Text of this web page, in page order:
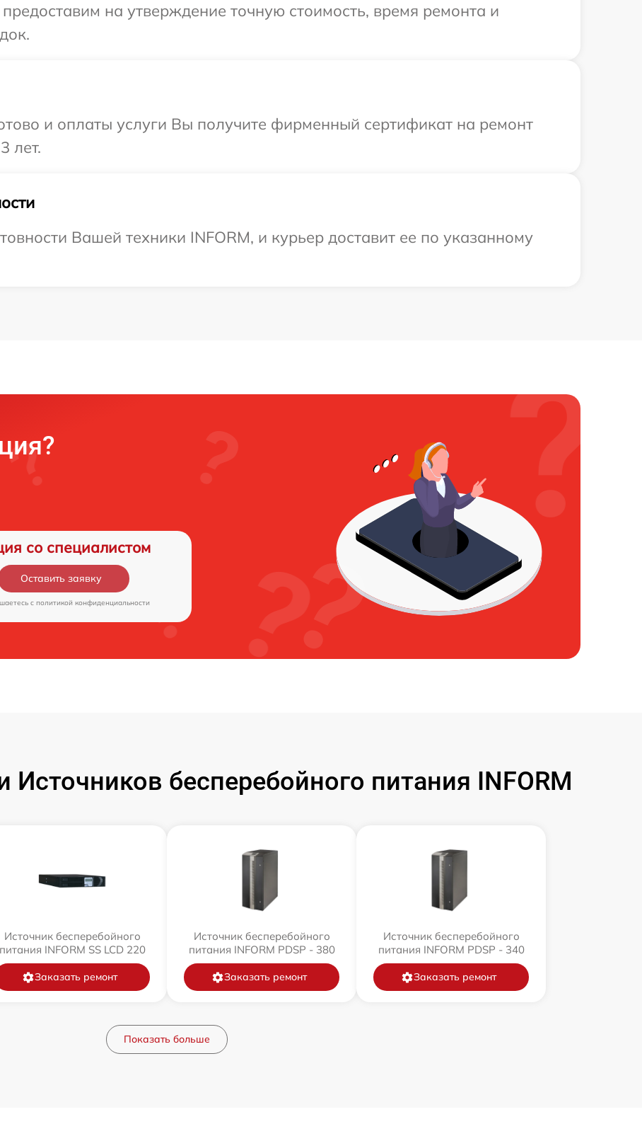
на утверждение точную стоимость, время ремонта и
и оплаты услуги Вы получите фирменный сертификат на ремонт
лет.
Вашей техники INFORM, и курьер доставит ее по указанному
со специалистом
Оставить заявку
c политикой конфиденциальности
бесперебойного питания INFORM
Источник бесперебойного
питания INFORM SS LCD 220
Заказать ремонт
Источник бесперебойного
питания INFORM PDSP - 380
Заказать ремонт
Источник бесперебойного
питания INFORM PDSP - 340
Заказать ремонт
Показать больше